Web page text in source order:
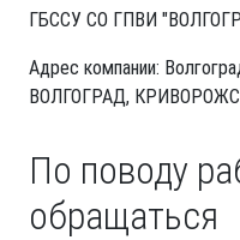
ГБССУ СО ГПВИ
Адрес компании:
ВОЛГОГРАД,
По поводу
обращаться